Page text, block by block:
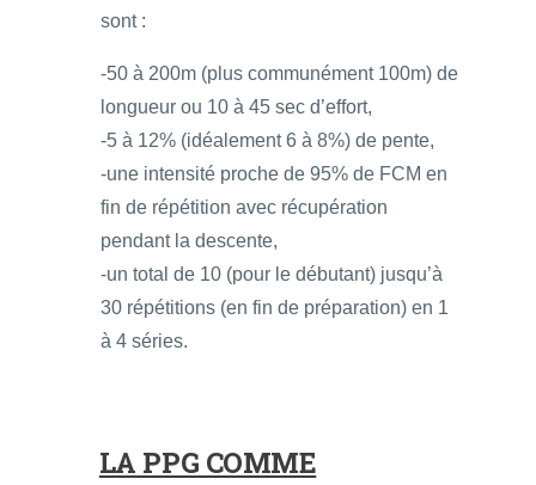
sont :
-50 à 200m (plus communément 100m) de
longueur ou 10 à 45 sec d’effort,
-5 à 12% (idéalement 6 à 8%) de pente,
-une intensité proche de 95% de FCM en
fin de répétition avec récupération
pendant la descente,
-un total de 10 (pour le débutant) jusqu’à
30 répétitions (en fin de préparation) en 1
à 4 séries.
LA PPG COMME